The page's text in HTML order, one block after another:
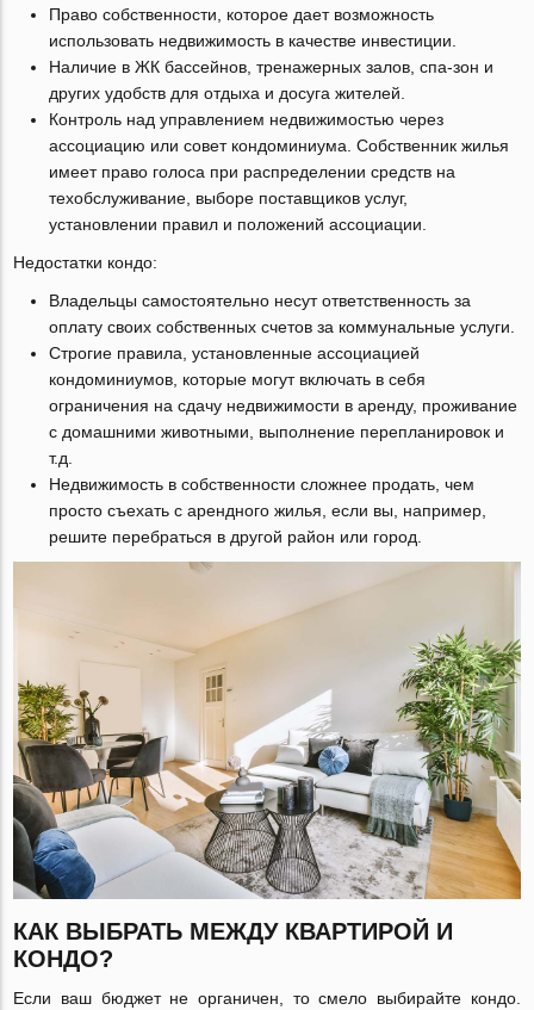
Право собственности, которое дает возможность
использовать недвижимость в качестве инвестиции.
Наличие в ЖК бассейнов, тренажерных залов, спа-зон и
других удобств для отдыха и досуга жителей.
Контроль над управлением недвижимостью через
ассоциацию или совет кондоминиума. Собственник жилья
имеет право голоса при распределении средств на
техобслуживание, выборе поставщиков услуг,
установлении правил и положений ассоциации.
Недостатки кондо:
Владельцы самостоятельно несут ответственность за
оплату своих собственных счетов за коммунальные услуги.
Строгие правила, установленные ассоциацией
кондоминиумов, которые могут включать в себя
ограничения на сдачу недвижимости в аренду, проживание
с домашними животными, выполнение перепланировок и
т.д.
Недвижимость в собственности сложнее продать, чем
просто съехать с арендного жилья, если вы, например,
решите перебраться в другой район или город.
КАК ВЫБРАТЬ МЕЖДУ КВАРТИРОЙ И
КОНДО?
Если ваш бюджет не органичен, то смело выбирайте кондо.